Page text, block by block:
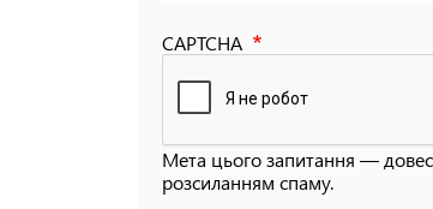
CAPTCHA
Мета цього запитання —
розсиланням спаму.